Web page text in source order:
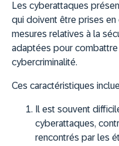
Les cyberattaques
qui doivent être prises
mesures relatives à la
adaptées pour
cybercriminalité.
Ces caractéristiques
Il est souvent
cyberattaques,
rencontrés par les